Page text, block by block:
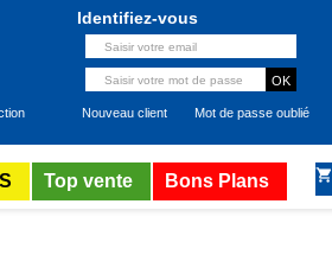
Identifiez-vous
Nouveau client Mot de passe oublié
shopping_cart
Top vente Bons Plans